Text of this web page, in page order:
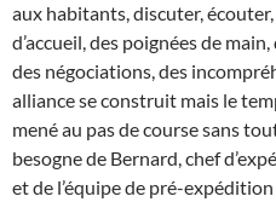
aux habitants, discuter,
d’accueil, des poignées de
des négociations, des
alliance se construit mais le
mené au pas de course sans
besogne de Bernard, chef
et de l’équipe de pré-